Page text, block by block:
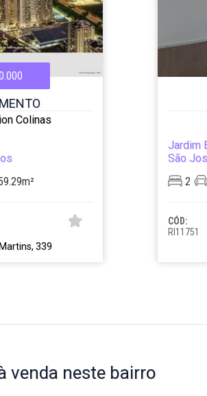
Colinas
339
Jardim
São
2
CÓD:
RI11751
venda neste bairro